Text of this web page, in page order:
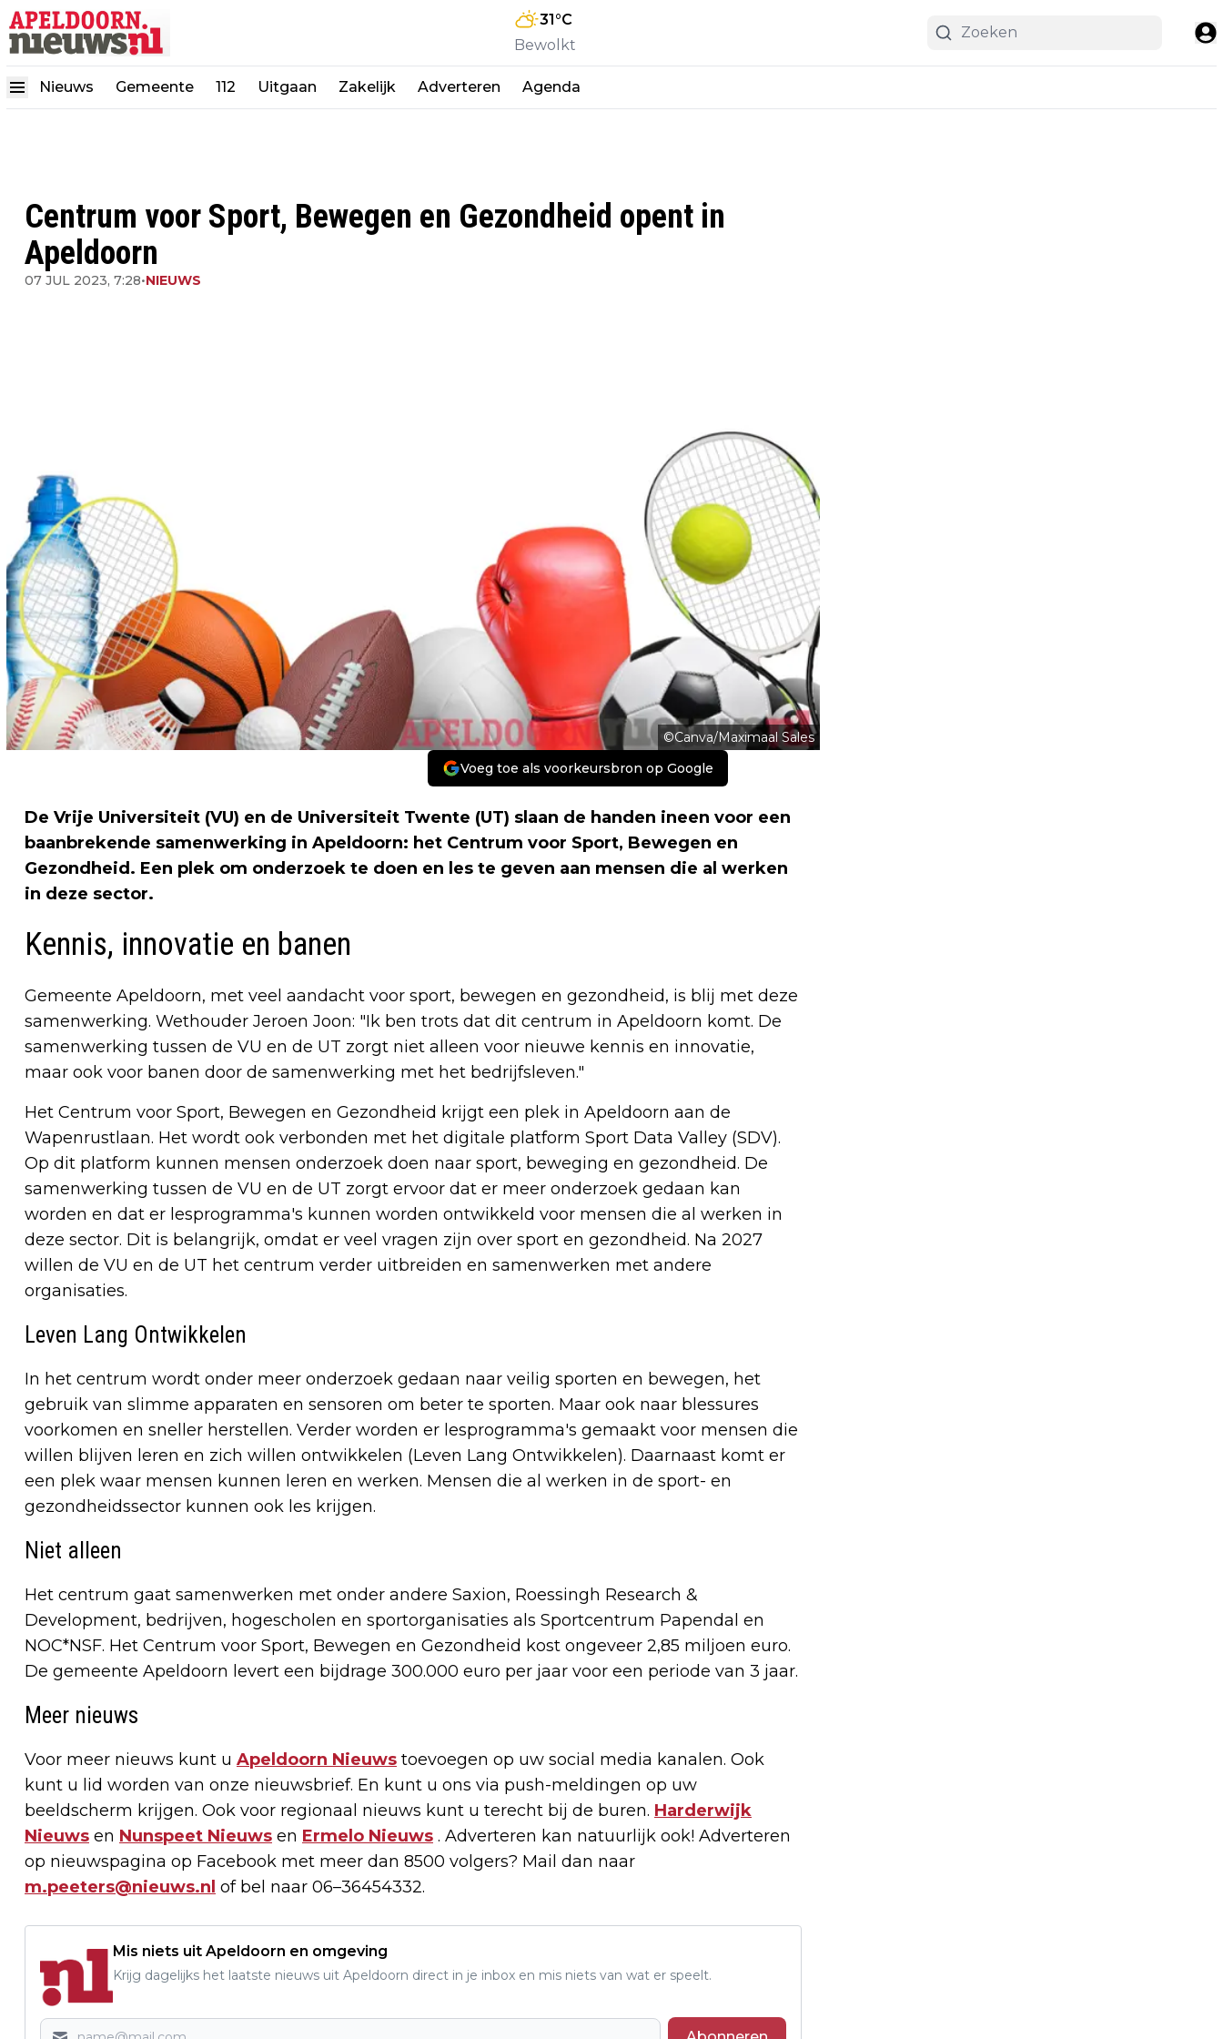
31°C
Bewolkt
Nieuws Gemeente 112 Uitgaan Zakelijk Adverteren Agenda
Centrum voor Sport, Bewegen en Gezondheid opent in
Apeldoorn
07 JUL 2023, 7:28•NIEUWS
©Canva/Maximaal Sales
Voeg toe als voorkeursbron op Google
De Vrije Universiteit (VU) en de Universiteit Twente (UT) slaan de handen ineen voor een
baanbrekende samenwerking in Apeldoorn: het Centrum voor Sport, Bewegen en
Gezondheid. Een plek om onderzoek te doen en les te geven aan mensen die al werken
in deze sector.
Kennis, innovatie en banen
Gemeente Apeldoorn, met veel aandacht voor sport, bewegen en gezondheid, is blij met deze
samenwerking. Wethouder Jeroen Joon: "Ik ben trots dat dit centrum in Apeldoorn komt. De
samenwerking tussen de VU en de UT zorgt niet alleen voor nieuwe kennis en innovatie,
maar ook voor banen door de samenwerking met het bedrijfsleven."
Het Centrum voor Sport, Bewegen en Gezondheid krijgt een plek in Apeldoorn aan de
Wapenrustlaan. Het wordt ook verbonden met het digitale platform Sport Data Valley (SDV).
Op dit platform kunnen mensen onderzoek doen naar sport, beweging en gezondheid. De
samenwerking tussen de VU en de UT zorgt ervoor dat er meer onderzoek gedaan kan
worden en dat er lesprogramma's kunnen worden ontwikkeld voor mensen die al werken in
deze sector. Dit is belangrijk, omdat er veel vragen zijn over sport en gezondheid. Na 2027
willen de VU en de UT het centrum verder uitbreiden en samenwerken met andere
organisaties.
Leven Lang Ontwikkelen
In het centrum wordt onder meer onderzoek gedaan naar veilig sporten en bewegen, het
gebruik van slimme apparaten en sensoren om beter te sporten. Maar ook naar blessures
voorkomen en sneller herstellen. Verder worden er lesprogramma's gemaakt voor mensen die
willen blijven leren en zich willen ontwikkelen (Leven Lang Ontwikkelen). Daarnaast komt er
een plek waar mensen kunnen leren en werken. Mensen die al werken in de sport- en
gezondheidssector kunnen ook les krijgen.
Niet alleen
Het centrum gaat samenwerken met onder andere Saxion, Roessingh Research &
Development, bedrijven, hogescholen en sportorganisaties als Sportcentrum Papendal en
NOC*NSF. Het Centrum voor Sport, Bewegen en Gezondheid kost ongeveer 2,85 miljoen euro.
De gemeente Apeldoorn levert een bijdrage 300.000 euro per jaar voor een periode van 3 jaar.
Meer nieuws
Voor meer nieuws kunt u Apeldoorn Nieuws toevoegen op uw social media kanalen. Ook
kunt u lid worden van onze nieuwsbrief. En kunt u ons via push-meldingen op uw
beeldscherm krijgen. Ook voor regionaal nieuws kunt u terecht bij de buren. Harderwijk
Nieuws en Nunspeet Nieuws en Ermelo Nieuws . Adverteren kan natuurlijk ook! Adverteren
op nieuwspagina op Facebook met meer dan 8500 volgers? Mail dan naar
m.peeters@nieuws.nl of bel naar 06–36454332.
Mis niets uit Apeldoorn en omgeving
Krijg dagelijks het laatste nieuws uit Apeldoorn direct in je inbox en mis niets van wat er speelt.